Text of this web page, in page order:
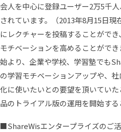
会人を中心に登録ユーザー2万5千
されています。（2013年8月15日
にレクチャーを投稿することがで
モチベーションを高めることがで
始より、企業や学校、学習塾でも
の学習モチベーションアップや、
化に使いたいとの要望を頂いてい
品のトライアル版の運用を開始する
■ShareWisエンタープライズのご